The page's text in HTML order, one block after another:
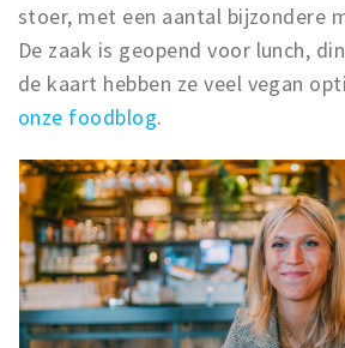
stoer, met een aantal bijzondere
De zaak is geopend voor lunch,
de kaart hebben ze veel vegan
onze foodblog.